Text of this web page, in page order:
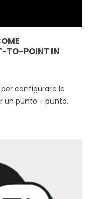
TO-POINT IN
configurare le
un punto - punto.